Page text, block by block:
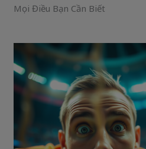
Mọi Điều Bạn Cần Biết